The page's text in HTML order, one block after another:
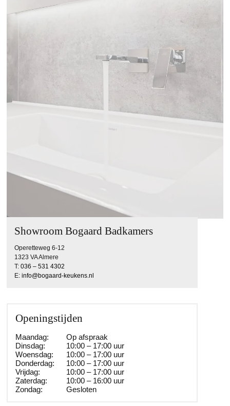
Showroom Bogaard Badkamers
Operetteweg 6-12
1323 VA Almere
T:036 – 531 4302
E:info@bogaard-keukens.nl
Openingstijden
Maandag:
Op afspraak
Dinsdag:
10:00 – 17:00 uur
Woensdag:
10:00 – 17:00 uur
Donderdag:
10:00 – 17:00 uur
Vrijdag:
10:00 – 17:00 uur
Zaterdag:
10:00 – 16:00 uur
Zondag:
Gesloten